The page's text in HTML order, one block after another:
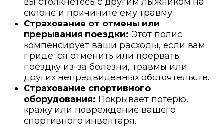
склоне и причините ему травму.
Страхование от отмены или
прерывания поездки: Этот полис
компенсирует ваши расходы, если вам
придется отменить или прервать
поездку из-за болезни, травмы или
других непредвиденных обстоятельств.
Страхование спортивного
оборудования: Покрывает потерю,
кражу или повреждение вашего
спортивного инвентаря.